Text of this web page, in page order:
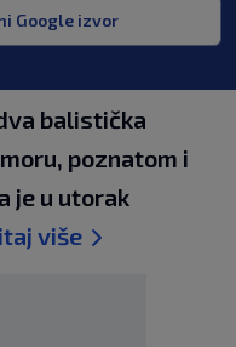
Google izvor
balistička
poznatom i
je u utorak
više